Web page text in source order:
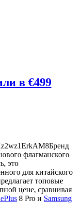
в €499
Бренд
флагманского
это
для китайского
топовые
цене, сравнивая
8 Pro и Samsung